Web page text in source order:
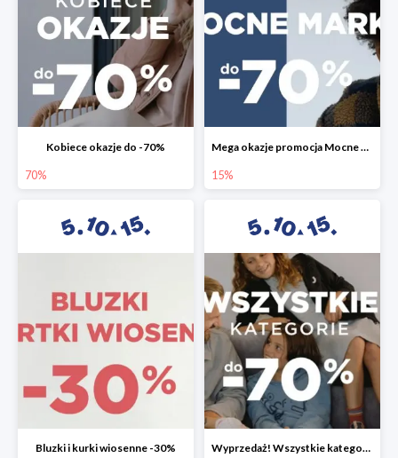
Kobiece okazje do -70%
70%
Mega okazje promocja Mocne marki do -70%
15%
Bluzki i kurki wiosenne -30% Wyprzedaż! Wszystkie kategorie do -70%